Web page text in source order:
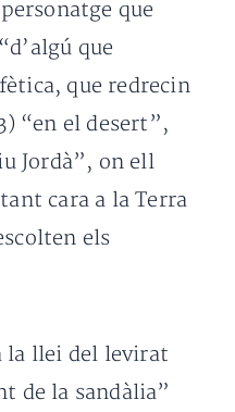
que
que
que redrecin
“en el desert”,
Jordà”, on ell
cara a la Terra
els
la llei del levirat
de la sandàlia”